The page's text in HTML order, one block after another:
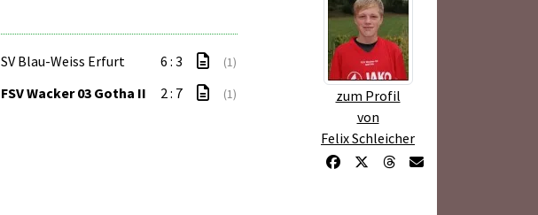
zum Profil
von
Felix Schleicher
SV Blau-Weiss Erfurt 6 : 3 (1)
FSV Wacker 03 Gotha II 2 : 7 (1)